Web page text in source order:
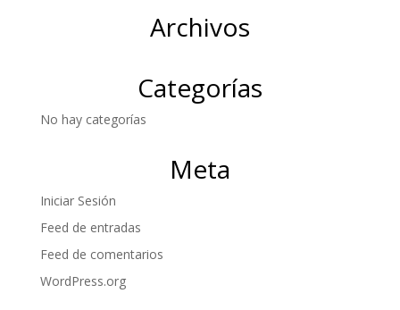
Archivos
Categorías
No hay categorías
Meta
Iniciar Sesión
Feed de entradas
Feed de comentarios
WordPress.org